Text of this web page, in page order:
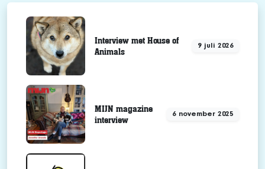
Interview met House of
Animals
9 juli 2026
MIJN magazine
interview
6 november 2025